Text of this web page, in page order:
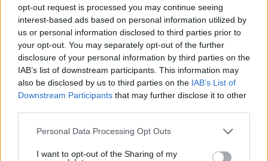
opt-out request is processed you may continue seeing
interest-based ads based on personal information utilized by
us or personal information disclosed to third parties prior to
your opt-out. You may separately opt-out of the further
disclosure of your personal information by third parties on the
IAB’s list of downstream participants. This information may
also be disclosed by us to third parties on the IAB’s List of
Downstream Participants that may further disclose it to other
Please note that this website/app uses one or more Google
not limited to your visit or usage behaviour. You may click to
Personal Data Processing Opt Outs
I want to opt-out of the Sharing of my
αεροπορική και πυροβολική στήριξη. Παρ' όλα
αυτά, άνδρες όπως ο λοχαγός Σταυριανάκος
πολέμησαν μέχρις εσχάτων, ακόμα και με ένα
περίστροφο απέναντι σε άρματα μάχης.
Οι καταδρομείς από την Κρήτη, με τα
μεταγωγικά αεροσκάφηΝοράτλας,
χτυπήθηκαν από την ίδια τηνΕθνική Φρουρά,
που εξέλαβε ως εχθρικά τα αεροσκάφη.